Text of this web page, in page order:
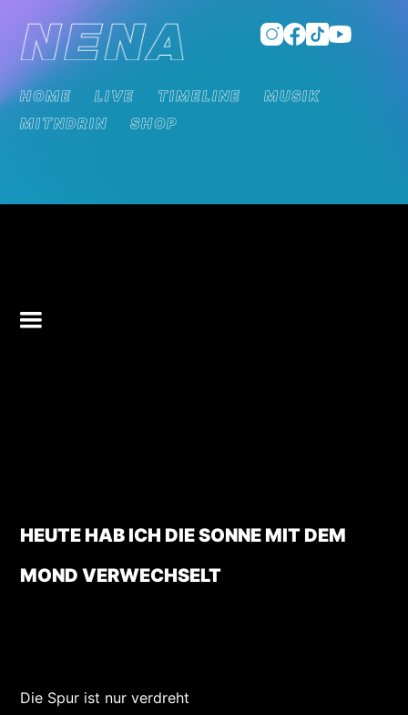
HOME LIVE TIMELINE
MUSIK
MITNDRIN
SHOP
HEUTE HAB ICH DIE SONNE MIT DEM
MOND VERWECHSELT
Die Spur ist nur verdreht